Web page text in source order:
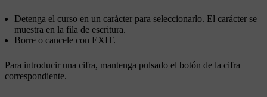
Detenga el curso en un carácter para seleccionarlo. El carácter se
muestra en la fila de escritura.
Borre o cancele con EXIT.
Para introducir una cifra, mantenga pulsado el botón de la cifra
correspondiente.